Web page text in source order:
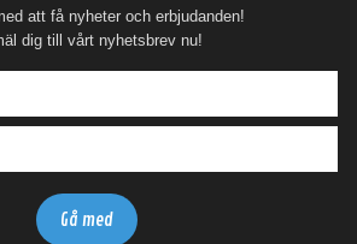
att få nyheter och erbjudanden!
dig till vårt nyhetsbrev nu!